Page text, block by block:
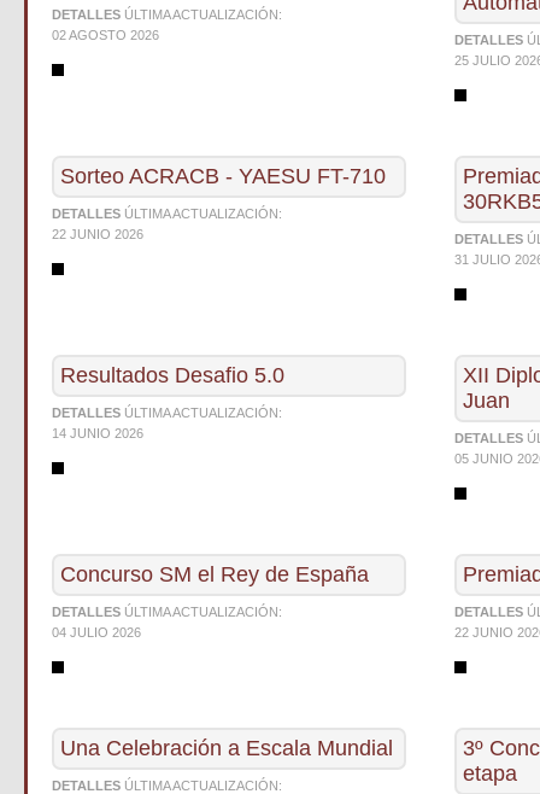
DETALLES ÚLTIMA ACTUALIZACIÓN:
02 AGOSTO 2026
DETALLES
25 JULIO
Sorteo ACRACB - YAESU FT-710
DETALLES ÚLTIMA ACTUALIZACIÓN:
22 JUNIO 2026
DETALLES
31 JULIO
Resultados Desafio 5.0
DETALLES ÚLTIMA ACTUALIZACIÓN:
14 JUNIO 2026
XII
Juan
DETALLES
05 JUNIO
Concurso SM el Rey de España
DETALLES ÚLTIMA ACTUALIZACIÓN:
04 JULIO 2026
DETALLES
22 JUNIO
Una Celebración a Escala Mundial
DETALLES ÚLTIMA ACTUALIZACIÓN:
3º
etapa